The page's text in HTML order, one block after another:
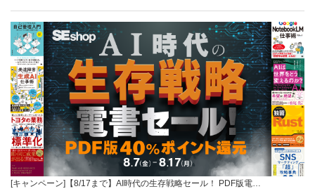
[キャンペーン]【8/17まで】AI時代の生存戦略セール！ PDF版電…